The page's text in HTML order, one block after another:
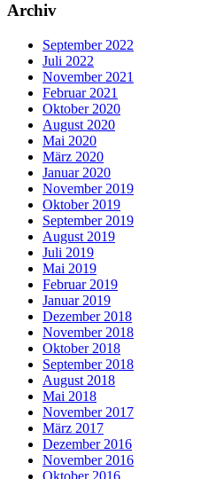
Archiv
September 2022
Juli 2022
November 2021
Februar 2021
Oktober 2020
August 2020
Mai 2020
März 2020
Januar 2020
November 2019
Oktober 2019
September 2019
August 2019
Juli 2019
Mai 2019
Februar 2019
Januar 2019
Dezember 2018
November 2018
Oktober 2018
September 2018
August 2018
Mai 2018
November 2017
März 2017
Dezember 2016
November 2016